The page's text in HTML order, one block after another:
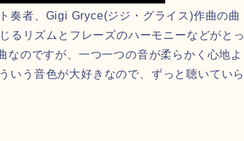
奏者、Gigi Gryce(ジジ・グライス)作曲の曲
るリズムとフレーズのハーモニーなどがとっ
のですが、一つ一つの音が柔らかく心地よ
いう音色が大好きなので、ずっと聴いていら